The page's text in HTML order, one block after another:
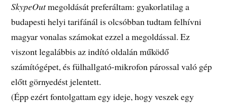
SkypeOutmegoldását preferáltam: gyakorlatilag a
budapesti helyi tarifánál is olcsóbban tudtam felhívni
magyar vonalas számokat ezzel a megoldással. Ez
viszont legalábbis az indító oldalán működő
számítógépet, és fülhallgató-mikrofon párossal való gép
előtt görnyedést jelentett.
(Épp ezért fontolgattam egy ideje, hogy veszek egy